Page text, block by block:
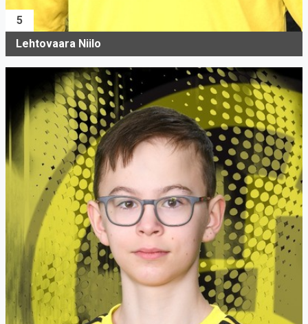
5
Lehtovaara Niilo